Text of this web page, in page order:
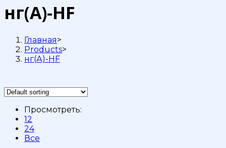
нг(А)-HF
Главная>
Products>
нг(А)-HF
Просмотреть:
12
24
Все